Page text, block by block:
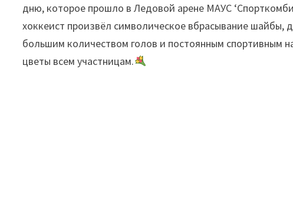
дню, которое прошло в Ледовой арене МАУС
хоккеист произвёл символическое вбрасывание шайбы,
большим количеством голов и постоянным спортивным
цветы всем участницам.